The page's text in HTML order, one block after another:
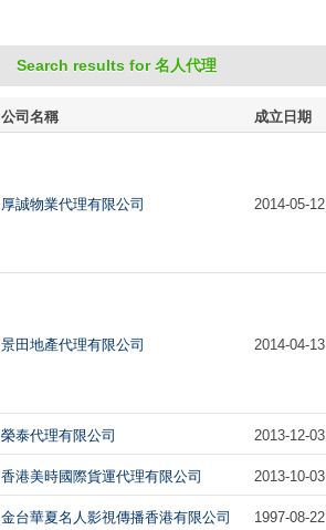
Search results for 名人代理
公司名稱 成立日期
厚誠物業代理有限公司 2014-05-12
景田地產代理有限公司 2014-04-13
榮泰代理有限公司 2013-12-03
香港美時國際貨運代理有限公司 2013-10-03
金台華夏名人影視傳播香港有限公司 1997-08-22